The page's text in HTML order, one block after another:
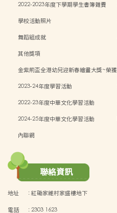
2022-2023年度下學期學生書簿雜費
學校活動照片
舞蹈組成就
其他獎項
金紫荊盃全港幼兒迎新春繪畫大獎~榮獲
2023-24年度學習活動
2022-23年度中華文化學習活動
2024-25年度中華文化學習活動
內聯網
聯絡資訊
地址 :紅磡家維村家盛樓地下
電話 :2303 1623